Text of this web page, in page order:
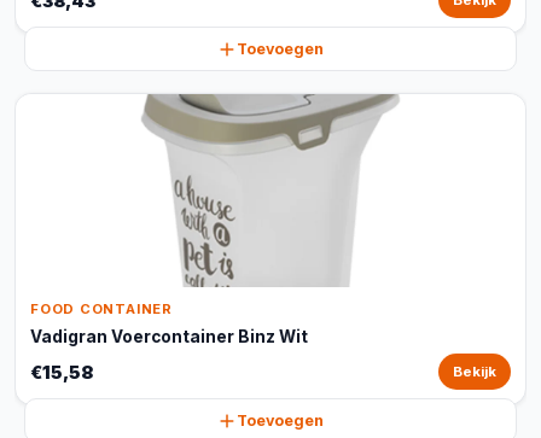
Toevoegen
FOOD CONTAINER
Vadigran Voercontainer Binz Wit
€15,58 Bekijk
Toevoegen